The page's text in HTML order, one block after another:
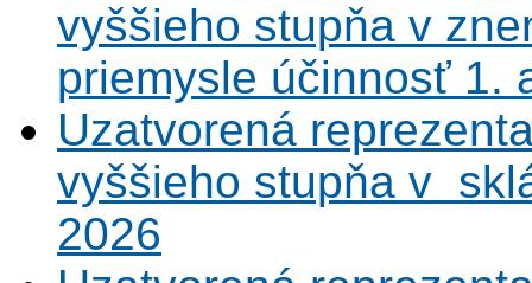
vyššieho stupňa v
priemysle účinnosť 1.
Uzatvorená
vyššieho stupňa v
2026